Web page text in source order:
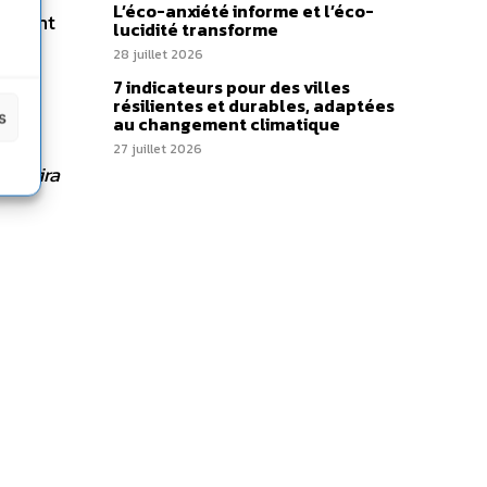
la
ira
L’éco-anxiété informe et l’éco-
lucidité transforme
28 juillet 2026
7 indicateurs pour des villes
résilientes et durables, adaptées
au changement climatique
27 juillet 2026